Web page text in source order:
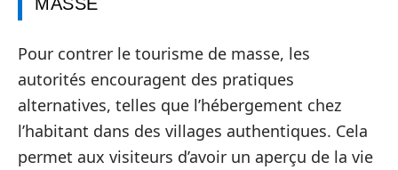
Pour contrer le tourisme de masse, les
autorités encouragent des pratiques
alternatives, telles que l’hébergement chez
l’habitant dans des villages authentiques. Cela
permet aux visiteurs d’avoir un aperçu de la vie